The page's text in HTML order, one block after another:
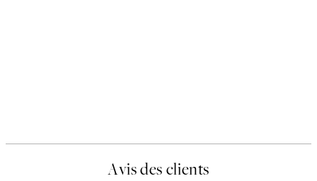
Avis des clients